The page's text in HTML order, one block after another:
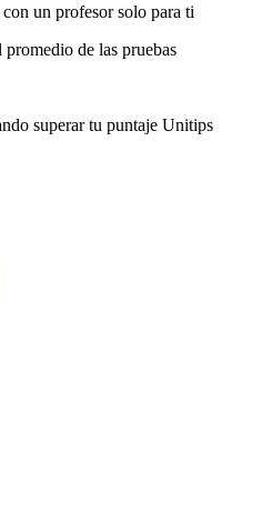
un profesor solo para ti
superar tu puntaje Unitips